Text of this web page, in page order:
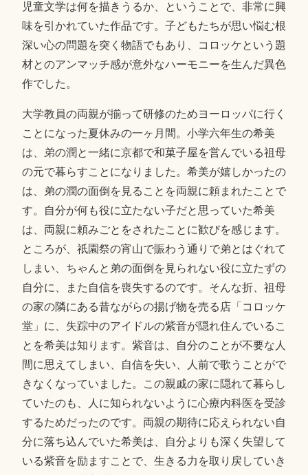
児童文学は何を描きうるか、ということで、非常に興
味を引かれていた作品です。子どもたちが思い悩む根
深い心の問題を突く物語でもあり、コロッケという題
材とのアンマッチ感が意外なハーモニーを生んだ異色
作でした。
大学教員の両親が揃って研修のためヨーロッパに行く
ことになった夏休みの一ヶ月間。小学六年生の希美
は、弟の潤と一緒に京都で和菓子屋を営んでいる祖母
の元で暮らすことになりました。希美が嬉しかったの
は、弟の潤の面倒を見ることを両親に頼まれたことで
す。自分が何も役に立たない子だと思っていた希美
は、両親に頼みごとをされたことに歓びを感じます。
ところが、祇園祭の宵山で賑わう通りで弟とはぐれて
しまい、ちゃんと弟の面倒を見られない役に立たずの
自分に、また自信を喪失するのです。そんな折、祖母
の家の隣にある昔ながらの揚げ物を売る店「コロッケ
堂」に、失踪中のアイドルの紫音が隠れ住んでいるこ
とを希美は知ります。紫音は、自分のことが不要な人
間に思えてしまい、自信を失い、人前で歌うことがで
きなくなっていました。この親戚の家に隠れて暮らし
ていたのも、人に知られないように心療内科医を受診
するためだったのです。両親の期待に応えられない自
分に落ち込んでいた希美は、自分よりも深く失望して
いる紫音を励ますことで、生きる力を取り戻していき